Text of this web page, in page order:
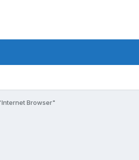
Browser"